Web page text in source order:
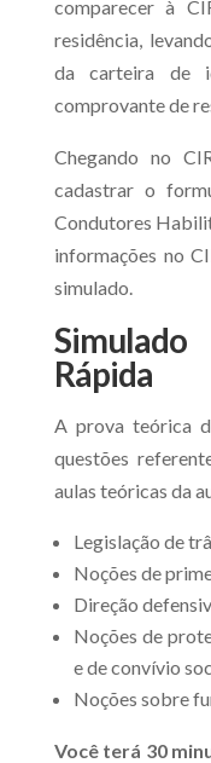
comparecer à
residência,
da carteira de
comprovante de
Chegando no
cadastrar o
Condutores
informações no
simulado.
Rápida
A prova teórica
questões
aulas teóricas da
Legislação de
Noções de
Direção
Noções de
e de convívio
Noções sobre
Você terá 30